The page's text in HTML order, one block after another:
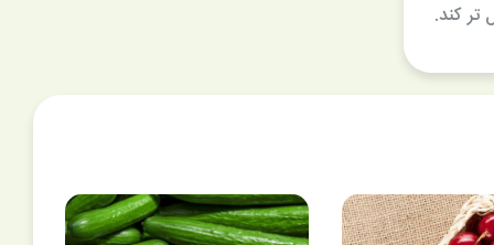
تر کند.